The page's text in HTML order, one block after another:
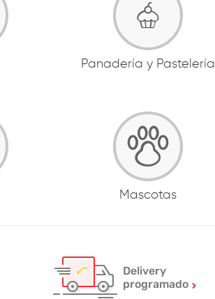
Panadería y Pastelería
Mascotas
Delivery
programado